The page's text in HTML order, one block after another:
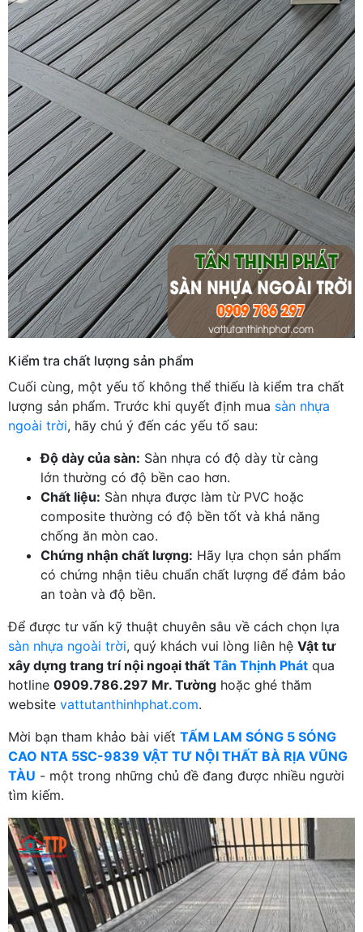
Kiểm tra chất lượng sản phẩm
Cuối cùng, một yếu tố không thể thiếu là kiểm tra chất
lượng sản phẩm. Trước khi quyết định mua sàn nhựa
ngoài trời, hãy chú ý đến các yếu tố sau:
Độ dày của sàn: Sàn nhựa có độ dày từ càng
lớn thường có độ bền cao hơn.
Chất liệu: Sàn nhựa được làm từ PVC hoặc
composite thường có độ bền tốt và khả năng
chống ăn mòn cao.
Chứng nhận chất lượng: Hãy lựa chọn sản phẩm
có chứng nhận tiêu chuẩn chất lượng để đảm bảo
an toàn và độ bền.
Để được tư vấn kỹ thuật chuyên sâu về cách chọn lựa
sàn nhựa ngoài trời, quý khách vui lòng liên hệ Vật tư
xây dựng trang trí nội ngoại thất Tân Thịnh Phát qua
hotline 0909.786.297 Mr. Tường hoặc ghé thăm
website vattutanthinhphat.com.
Mời bạn tham khảo bài viết TẤM LAM SÓNG 5 SÓNG
CAO NTA 5SC-9839 VẬT TƯ NỘI THẤT BÀ RỊA VŨNG
TÀU - một trong những chủ đề đang được nhiều người
tìm kiếm.